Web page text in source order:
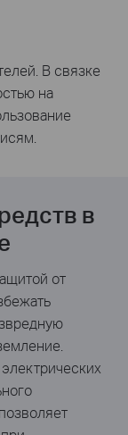
В связке
на
в
от